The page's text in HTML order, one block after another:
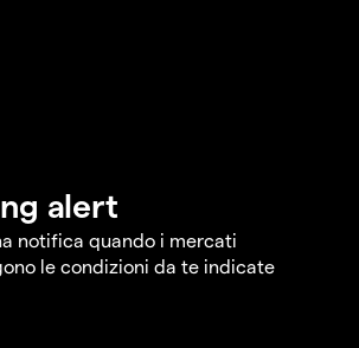
alert
notifica quando i mercati
le condizioni da te indicate